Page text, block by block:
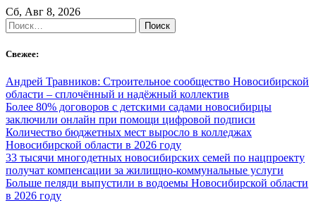
Skip
to
content
Сб, Авг 8, 2026
Найти:
Свежее:
Андрей Травников: Строительное сообщество Новосибирской
области – сплочённый и надёжный коллектив
Более 80% договоров с детскими садами новосибирцы
заключили онлайн при помощи цифровой подписи
Количество бюджетных мест выросло в колледжах
Новосибирской области в 2026 году
33 тысячи многодетных новосибирских семей по нацпроекту
получат компенсации за жилищно-коммунальные услуги
Больше пеляди выпустили в водоемы Новосибирской области
в 2026 году